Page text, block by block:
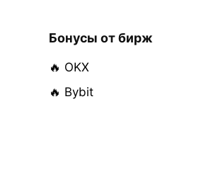
Бонусы от бирж
🔥 OKX
🔥 Bybit